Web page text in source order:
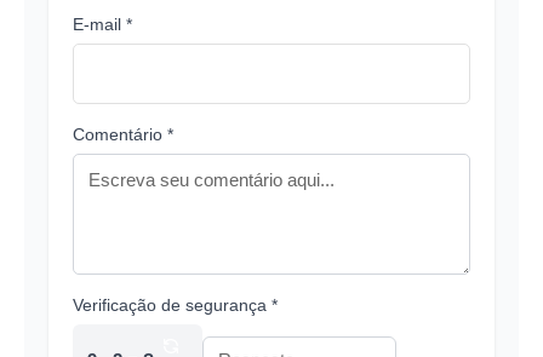
E-mail *
Comentário *
Verificação de segurança *